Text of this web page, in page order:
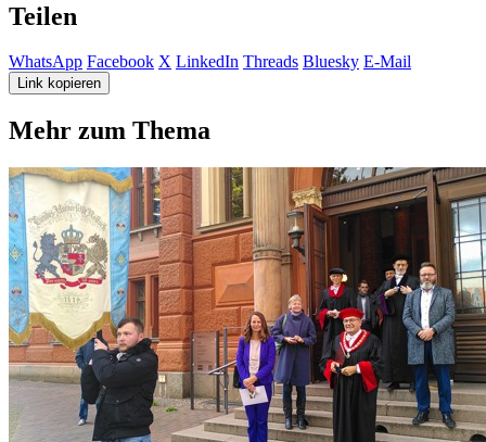
Teilen
WhatsApp Facebook X LinkedIn Threads Bluesky E-Mail
Link kopieren
Mehr zum Thema